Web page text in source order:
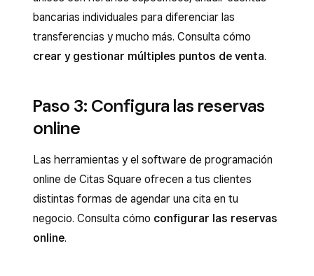
bancarias individuales para diferenciar las
transferencias y mucho más. Consulta cómo
crear y gestionar múltiples puntos de venta.
Paso 3: Configura las reservas
online
Las herramientas y el software de programación
online de Citas Square ofrecen a tus clientes
distintas formas de agendar una cita en tu
negocio. Consulta cómo configurar las reservas
online.